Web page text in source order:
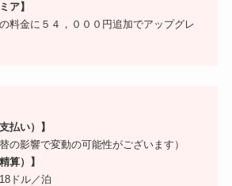
ア】
料金に５４，０００円追加でアップグレ
払い）】
の影響で変動の可能性がございます）
算）】
ル／泊